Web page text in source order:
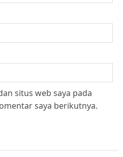
situs web saya pada
saya berikutnya.
Pemko Batam, Warga